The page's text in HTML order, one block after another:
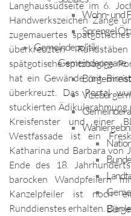
Wohn- und
Sprengel
Gemeindepolitik
Gemeindeorgane
Langhaussüdseite im 6.
Handwerkszeichen Zange
zugemauertes
überkreuzten
spätgotische spitzbogige
hat ein Gewände mit
überkreuzt. Das Portal
stuckierten
Kreisfenster und einer
Westfassade ist ein
Katharina und Barbara von
Ende des 18.
barocken Wandpfeilern
Kanzelpfeiler ist noch
Runddienstes erhalten. Der